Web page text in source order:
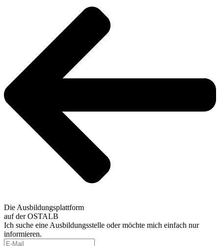
Die Ausbildungsplattform
auf der OSTALB
Ich suche eine Ausbildungsstelle oder möchte mich einfach nur
informieren.